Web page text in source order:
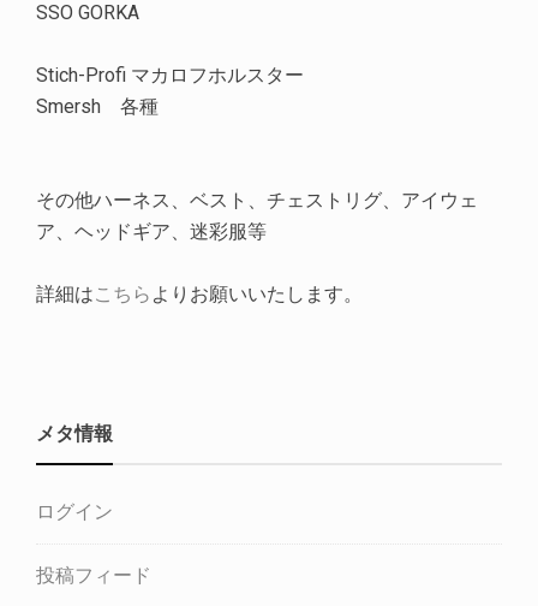
SSO GORKA
Stich-Profi マカロフホルスター
Smersh 各種
その他ハーネス、ベスト、チェストリグ、アイウェ
ア、ヘッドギア、迷彩服等
詳細はこちら よりお願いいたします。
メタ情報
ログイン
投稿フィード